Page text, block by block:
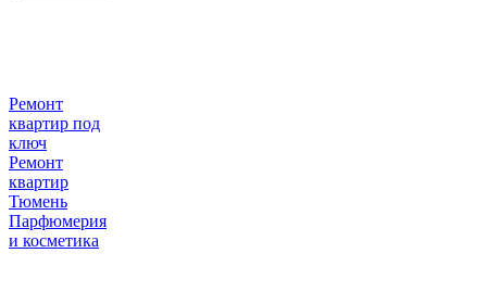
Ремонт
квартир под
ключ
Ремонт
квартир
Тюмень
Парфюмерия
и косметика